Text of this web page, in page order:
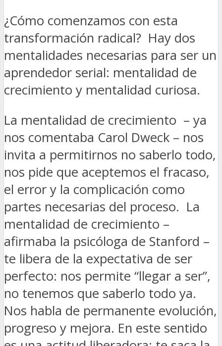
¿Cómo comenzamos con esta
transformación radical? Hay dos
mentalidades necesarias para ser un
aprendedor serial: mentalidad de
crecimiento y mentalidad curiosa.
La mentalidad de crecimiento – ya
nos comentaba Carol Dweck – nos
invita a permitirnos no saberlo todo,
nos pide que aceptemos el fracaso,
el error y la complicación como
partes necesarias del proceso. La
mentalidad de crecimiento –
afirmaba la psicóloga de Stanford –
te libera de la expectativa de ser
perfecto: nos permite “llegar a ser”,
no tenemos que saberlo todo ya.
Nos habla de permanente evolución,
progreso y mejora. En este sentido